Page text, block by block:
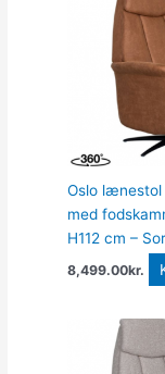
Oslo lænestol
med
H112 cm –
8,499.00kr.